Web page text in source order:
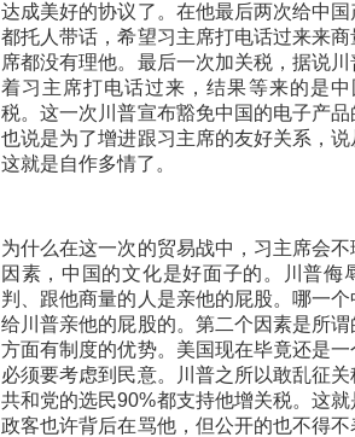
达成美好的协议了。在他最后两次给中
都托人带话，希望习主席打电话过来来
席都没有理他。最后一次加关税，据说
着习主席打电话过来，结果等来的是
税。这一次川普宣布豁免中国的电子产
也说是为了增进跟习主席的友好关系，
这就是自作多情了。
为什么在这一次的贸易战中，习主席会
因素，中国的文化是好面子的。川普侮
判、跟他商量的人是亲他的屁股。哪一
给川普亲他的屁股的。第二个因素是所
方面有制度的优势。美国现在毕竟还是
必须要考虑到民意。川普之所以敢乱征
共和党的选民90%都支持他增关税。这
政客也许背后在骂他，但公开的也不得